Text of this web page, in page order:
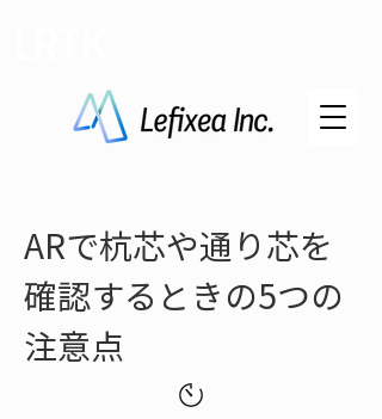
ARで杭芯や通り芯を
確認するときの5つの
注意点